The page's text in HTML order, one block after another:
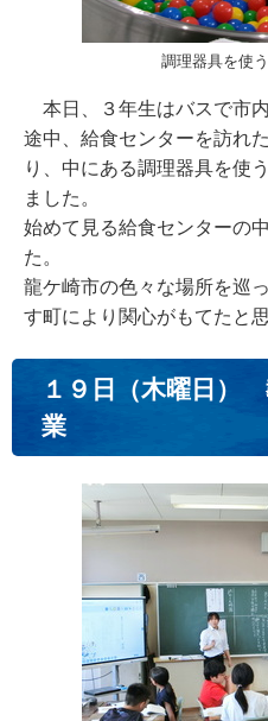
調理器具を使
本日、３年生はバスで市内
途中、給食センターを訪れ
り、中にある調理器具を使
ました。
始めて見る給食センターの
た。
龍ケ崎市の色々な場所を巡
す町により関心がもてたと思
１９日（木曜日）
業